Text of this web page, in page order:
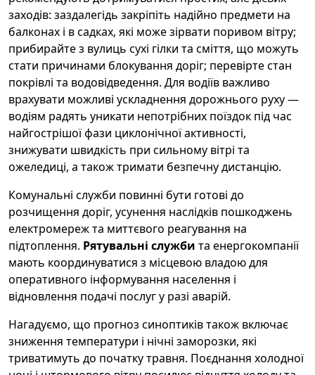
заходів: заздалегідь закріпіть надійно предмети на
балконах і в садках, які може зірвати поривом вітру;
прибирайте з вулиць сухі гілки та сміття, що можуть
стати причинами блокування доріг; перевірте стан
покрівлі та водовідведення. Для водіїв важливо
врахувати можливі ускладнення дорожнього руху —
водіям радять уникати непотрібних поїздок під час
найгострішої фази циклонічної активності,
знижувати швидкість при сильному вітрі та
ожеледиці, а також тримати безпечну дистанцію.
Комунальні служби повинні бути готові до
розчищення доріг, усунення наслідків пошкоджень
електромереж та миттєвого реагування на
підтоплення. Рятувальні служби та енергокомпанії
мають координуватися з місцевою владою для
оперативного інформування населення і
відновлення подачі послуг у разі аварій.
Нагадуємо, що прогноз синоптиків також включає
зниження температури і нічні заморозки, які
триватимуть до початку травня. Поєднання холодної